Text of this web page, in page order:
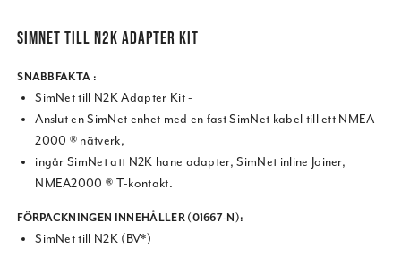
SIMNET TILL N2K ADAPTER KIT
SNABBFAKTA :
SimNet till N2K Adapter Kit -
Anslut en SimNet enhet med en fast SimNet kabel till ett NMEA
2000 ® nätverk,
ingår SimNet att N2K hane adapter, SimNet inline Joiner,
NMEA2000 ® T-kontakt.
FÖRPACKNINGEN INNEHÅLLER (01667-N):
SimNet till N2K (BV*)